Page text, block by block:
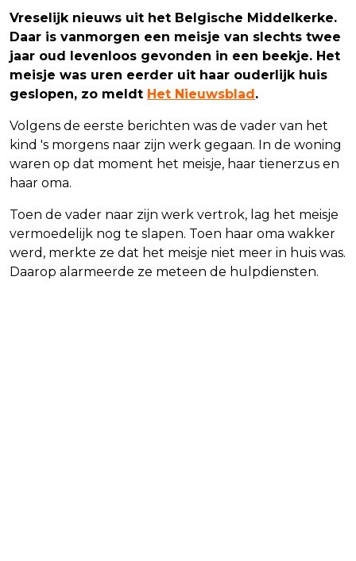
Vreselijk nieuws uit het Belgische Middelkerke.
Daar is vanmorgen een meisje van slechts twee
jaar oud levenloos gevonden in een beekje. Het
meisje was uren eerder uit haar ouderlijk huis
geslopen, zo meldt Het Nieuwsblad .
Volgens de eerste berichten was de vader van het
kind 's morgens naar zijn werk gegaan. In de woning
waren op dat moment het meisje, haar tienerzus en
haar oma.
Toen de vader naar zijn werk vertrok, lag het meisje
vermoedelijk nog te slapen. Toen haar oma wakker
werd, merkte ze dat het meisje niet meer in huis was.
Daarop alarmeerde ze meteen de hulpdiensten.